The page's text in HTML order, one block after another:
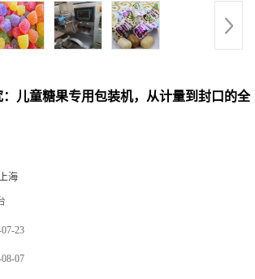
儿童糖果专用包装机，从计量到封口的全
海
23
07